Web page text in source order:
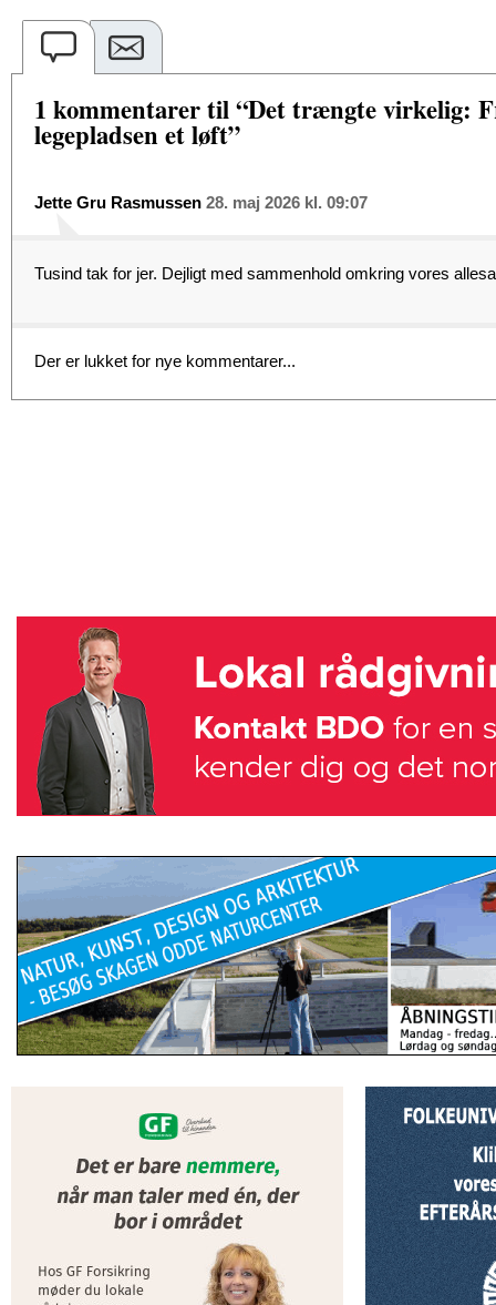
1 kommentarer til “Det trængte virkelig:
legepladsen et løft”
Jette Gru Rasmussen 28. maj 2026 kl. 09:07
Tusind tak for jer. Dejligt med sammenhold omkring vores
Der er lukket for nye kommentarer...